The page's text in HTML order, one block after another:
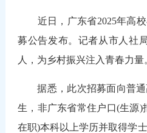
近日，广东省2025年高校
募公告发布。记者从市人社
人，为乡村振兴注入青春力量
据悉，此次招募面向普通
生，非广东省常住户口(生源)
在职)本科以上学历并取得学